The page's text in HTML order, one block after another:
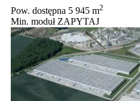
Pow. dostępna 5 945 m2
Min. moduł ZAPYTAJ